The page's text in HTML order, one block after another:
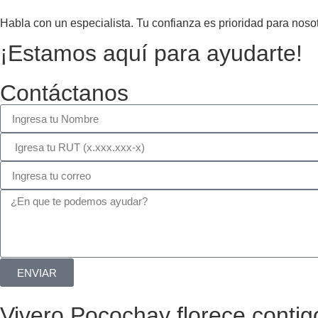
Habla con un especialista. Tu confianza es prioridad para
¡Estamos aquí para ayudarte!
Contáctanos
ENVIAR